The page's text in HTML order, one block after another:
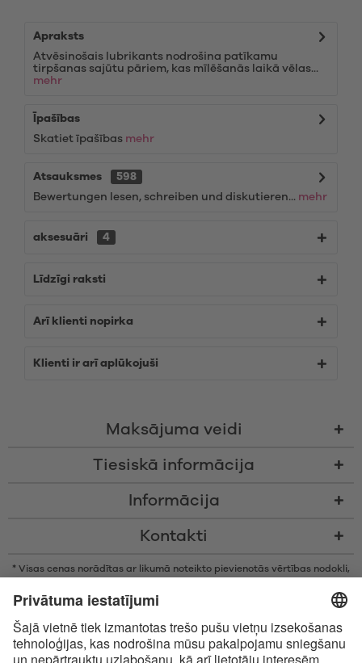
Apraksts
Atvēsinošais lubrikants nodrošina patīkamu
tirpšanas sajūtu pāriem, kas mīlēšanās laikā vēlas...
mehr
Īpašības
Skatiet īpašības mehr
Atsauksmes
598
Bewertungen lesen, schreiben und diskutieren... mehr
aksesuāri 4
Līdzīgi raksti
Arī klienti nopirka
Klienti ir arī aplūkojuši
Maksājuma veidi
Tiesiskā informācija
Informācija
Kontakti
* Visas cenas norādītas ar likumā noteikto pievienotās vērtības nodokli,
vien nav noteikts citādi
* Bluetooth® vārdiskā zīme un logotipi ir reģistrētas preču zīmes, kas
pieder Bluetooth SIG, Inc., un Satisfyer GmbH izmanto šīs zīmes saskaņā